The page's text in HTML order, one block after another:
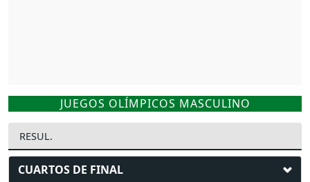
JUEGOS OLÍMPICOS MASCULINO
RESUL.
CUARTOS DE FINAL